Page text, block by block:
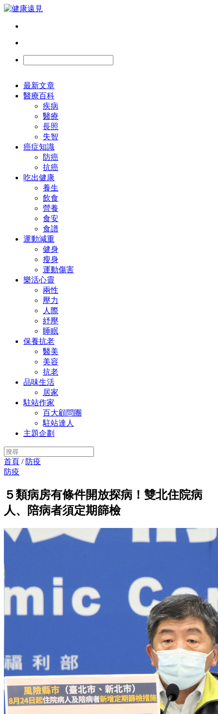
最新文章
醫療百科
疾病
醫療
長照
失智
癌症知識
防癌
抗癌
吃出健康
養生
飲食
營養
食安
食譜
運動減重
健身
瘦身
運動傷害
樂活心靈
兩性
壓力
人際
紓壓
睡眠
保養抗老
醫美
美容
抗老
品味生活
居家
駐站作家
百大顧問團
駐站達人
主題企劃
首頁 / 防疫
防疫
５類病房有條件開放探病！雙北住院病
人、陪病者須定期篩檢